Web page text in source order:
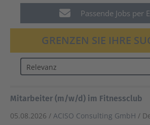
Passende Jobs per
GRENZEN SIE IHRE
Mitarbeiter (m/w/d) im Fitnessclub
05.08.2026 / ACISO Consulting GmbH /